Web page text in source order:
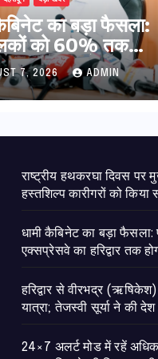
का बड़ा फैसला:
को 60% तक
गंगा एक्सप्रेसवे का
तक होगा विस्तार
7, 2026 ADMIN
राष्ट्रीय हथकरघा दिवस पर
हस्तशिल्प कारीगरों को किया
​धामी कैबिनेट का बड़ा
एक्सप्रेसवे का हरिद्वार तक
​हरिद्वार से वीरभद्र
यात्रा; तेजस्वी सूर्या ने की
24×7 अलर्ट मोड में रहें